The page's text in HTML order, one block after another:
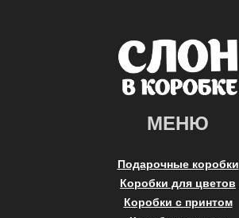
МЕНЮ
Подарочные коробки
Коробки для цветов
Коробки с принтом